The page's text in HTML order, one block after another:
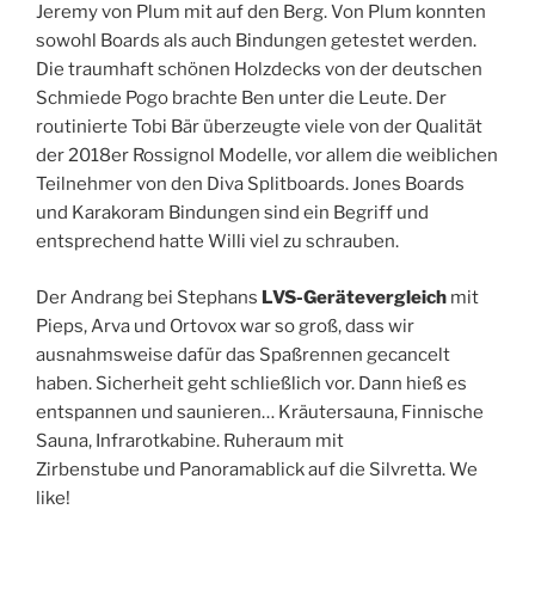
Jeremy von Plum mit auf den Berg. Von Plum konnten
sowohl Boards als auch Bindungen getestet werden.
Die traumhaft schönen Holzdecks von der deutschen
Schmiede Pogo brachte Ben unter die Leute. Der
routinierte Tobi Bär überzeugte viele von der Qualität
der 2018er Rossignol Modelle, vor allem die weiblichen
Teilnehmer von den Diva Splitboards. Jones Boards
und Karakoram Bindungen sind ein Begriff und
entsprechend hatte Willi viel zu schrauben.
Der Andrang bei Stephans LVS-Gerätevergleich mit
Pieps, Arva und Ortovox war so groß, dass wir
ausnahmsweise dafür das Spaßrennen gecancelt
haben. Sicherheit geht schließlich vor. Dann hieß es
entspannen und saunieren… Kräutersauna, Finnische
Sauna, Infrarotkabine. Ruheraum mit
Zirbenstube und Panoramablick auf die Silvretta. We
like!